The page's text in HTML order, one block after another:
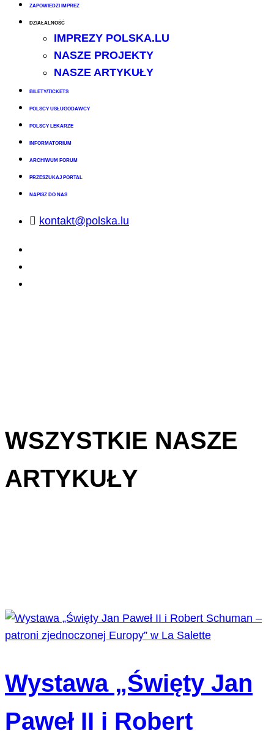
ZAPOWIEDZI IMPREZ
DZIAŁALNOŚĆ
IMPREZY POLSKA.LU
NASZE PROJEKTY
NASZE ARTYKUŁY
BILETY/TICKETS
POLSCY USŁUGODAWCY
POLSCY LEKARZE
INFORMATORIUM
ARCHIWUM FORUM
PRZESZUKAJ PORTAL
NAPISZ DO NAS
kontakt@polska.lu
WSZYSTKIE NASZE
ARTYKUŁY
Wystawa „Święty Jan
Paweł II i Robert